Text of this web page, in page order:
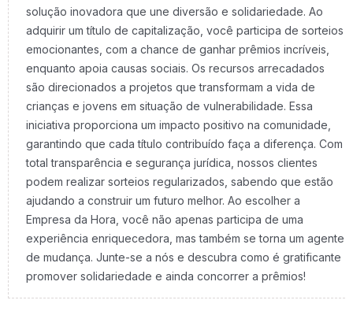
solução inovadora que une diversão e solidariedade. Ao
adquirir um título de capitalização, você participa de sorteios
emocionantes, com a chance de ganhar prêmios incríveis,
enquanto apoia causas sociais. Os recursos arrecadados
são direcionados a projetos que transformam a vida de
crianças e jovens em situação de vulnerabilidade. Essa
iniciativa proporciona um impacto positivo na comunidade,
garantindo que cada título contribuído faça a diferença. Com
total transparência e segurança jurídica, nossos clientes
podem realizar sorteios regularizados, sabendo que estão
ajudando a construir um futuro melhor. Ao escolher a
Empresa da Hora, você não apenas participa de uma
experiência enriquecedora, mas também se torna um agente
de mudança. Junte-se a nós e descubra como é gratificante
promover solidariedade e ainda concorrer a prêmios!